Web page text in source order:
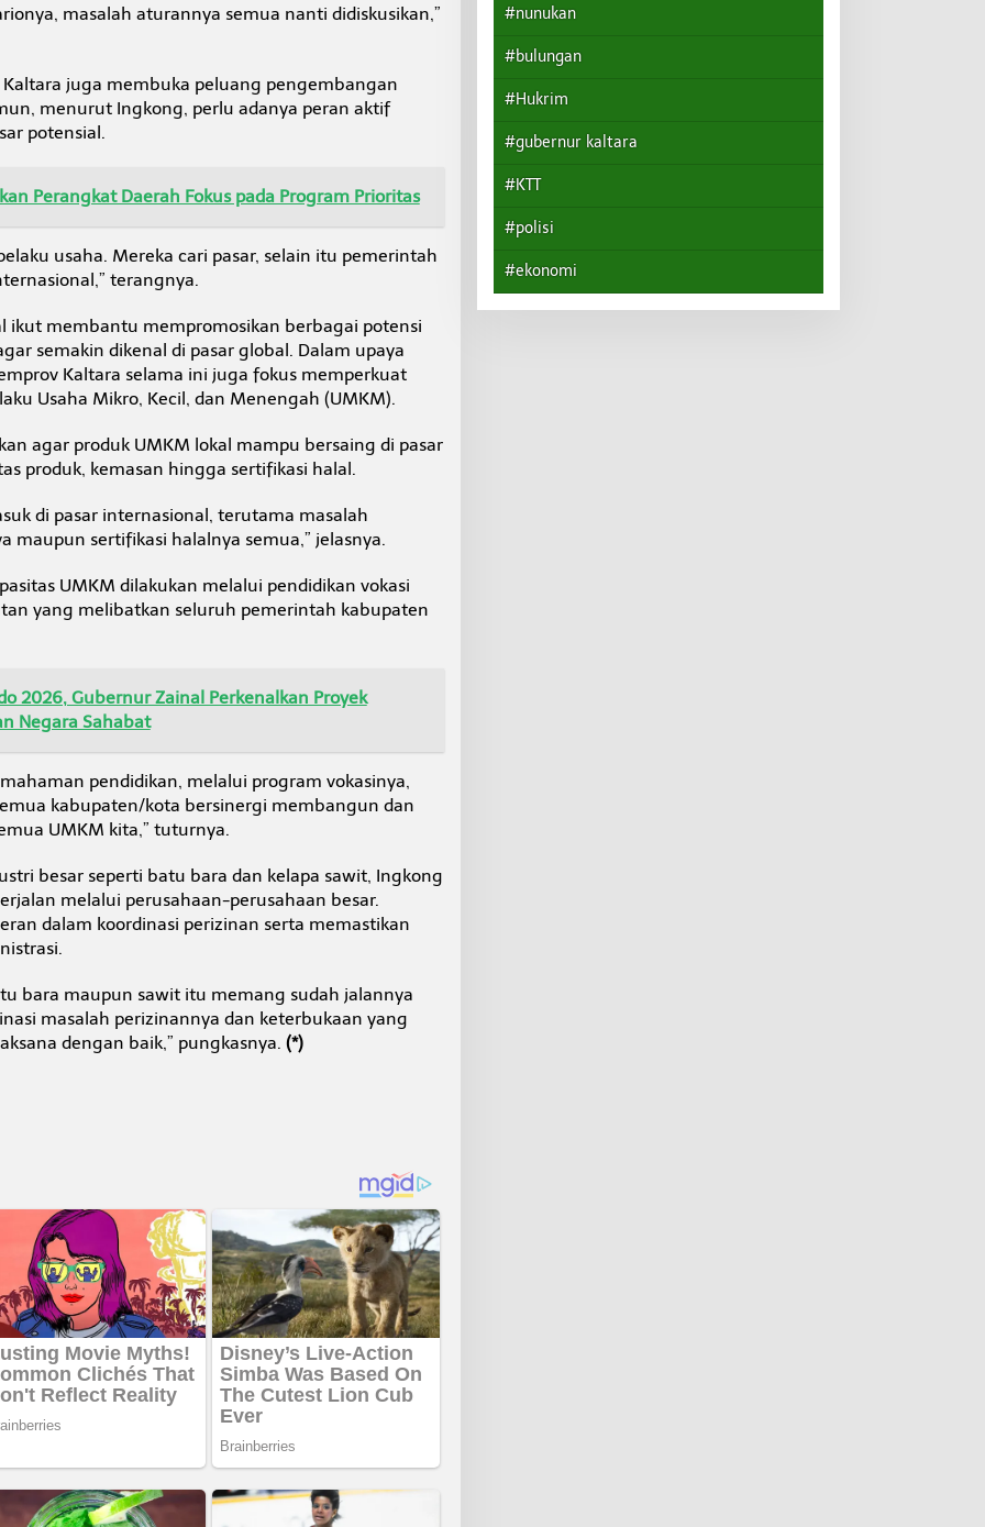
masalah aturannya semua nanti didiskusikan,”
Kaltara juga membuka peluang pengembangan
menurut Ingkong, perlu adanya peran aktif
potensial.
Perangkat Daerah Fokus pada Program Prioritas
usaha. Mereka cari pasar, selain itu pemerintah
terangnya.
ikut membantu mempromosikan berbagai potensi
semakin dikenal di pasar global. Dalam upaya
Kaltara selama ini juga fokus memperkuat
Usaha Mikro, Kecil, dan Menengah (UMKM).
agar produk UMKM lokal mampu bersaing di pasar
produk, kemasan hingga sertifikasi halal.
di pasar internasional, terutama masalah
maupun sertifikasi halalnya semua,” jelasnya.
UMKM dilakukan melalui pendidikan vokasi
yang melibatkan seluruh pemerintah kabupaten
2026, Gubernur Zainal Perkenalkan Proyek
Negara Sahabat
pendidikan, melalui program vokasinya,
kabupaten/kota bersinergi membangun dan
UMKM kita,” tuturnya.
besar seperti batu bara dan kelapa sawit, Ingkong
melalui perusahaan-perusahaan besar.
dalam koordinasi perizinan serta memastikan
bara maupun sawit itu memang sudah jalannya
masalah perizinannya dan keterbukaan yang
dengan baik,” pungkasnya. (*)
#nunukan
#bulungan
#Hukrim
#gubernur kaltara
#KTT
#polisi
#ekonomi